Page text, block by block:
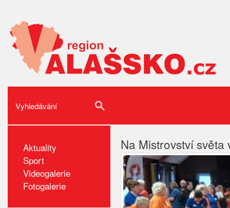
Aktuality
Sport
Videogalerie
Fotogalerie
Na Mistrovství